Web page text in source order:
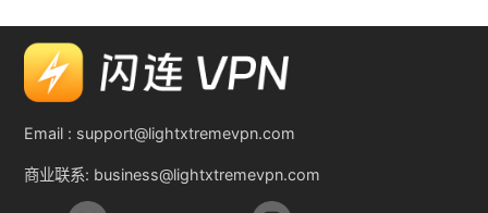
Email : support@lightxtremevpn.com
商业联系: business@lightxtremevpn.com